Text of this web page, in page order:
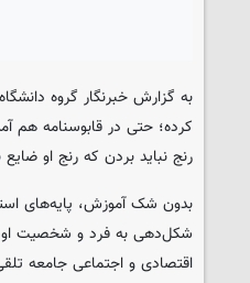
به گزارش خبرنگار گروه دانشگاه
کرده؛ حتی در قابوسنامه هم
رنج نباید بردن که رنج او ضایع
بدون شک آموزش، پایه‌های
شکل‌دهی به فرد و شخصیت او
اقتصادی و اجتماعی جامعه